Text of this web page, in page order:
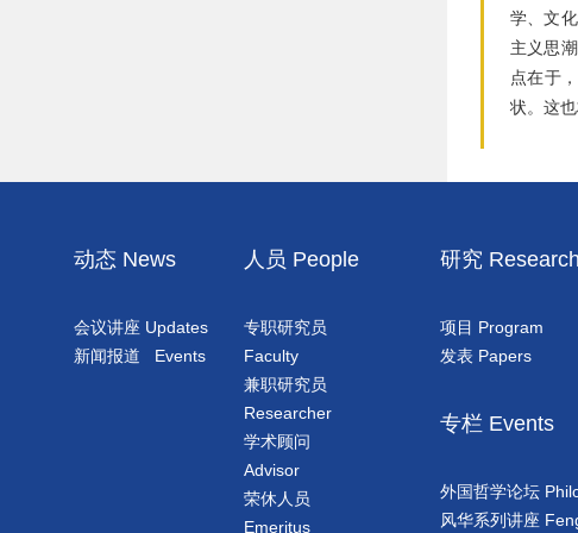
学、文
主义思
点在于
状。这
动态 News
会议讲座 Updates
新闻报道 Events
人员 People
专职研究员
Faculty
兼职研究员
Researcher
学术顾问
Advisor
荣休人员
Emeritus
研究 Research
项目 Program
发表 Papers
专栏 Events
外国哲学论坛
风华系列讲座